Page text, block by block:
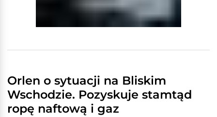
Orlen o sytuacji na Bliskim
Wschodzie. Pozyskuje stamtąd
ropę naftową i gaz